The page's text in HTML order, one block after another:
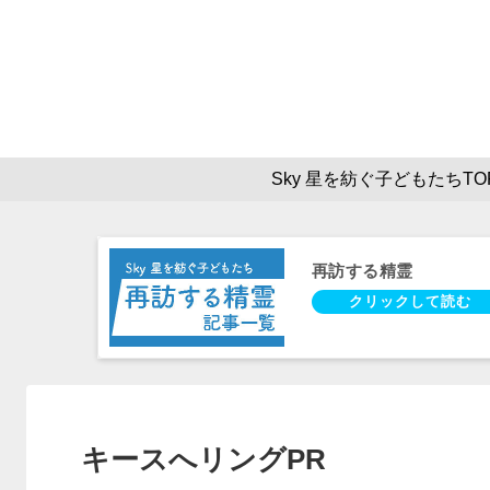
Sky 星を紡ぐ子どもたち
再訪する精霊
キースへリングPR